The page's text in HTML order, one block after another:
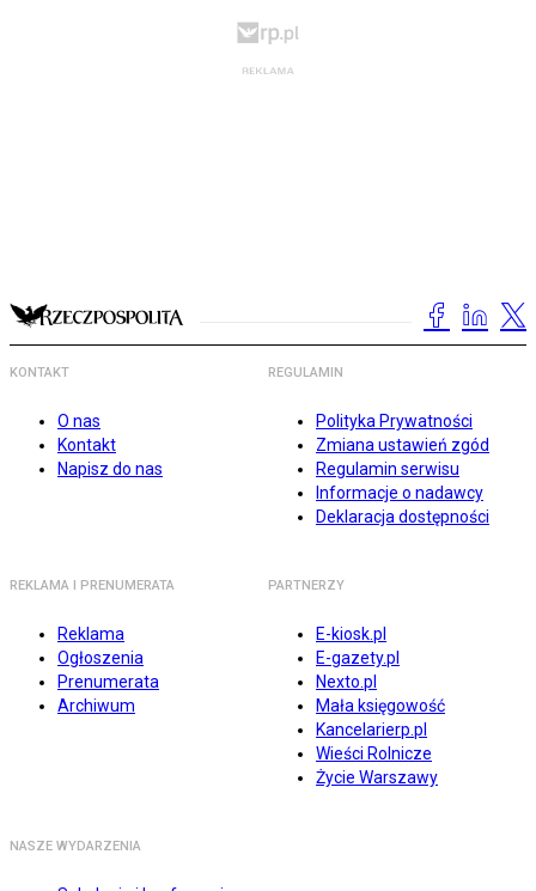
KONTAKT
O nas
Kontakt
Napisz do nas
REGULAMIN
Polityka Prywatności
Zmiana ustawień zgód
Regulamin serwisu
Informacje o nadawcy
Deklaracja dostępności
REKLAMA I PRENUMERATA
Reklama
Ogłoszenia
Prenumerata
Archiwum
PARTNERZY
E-kiosk.pl
E-gazety.pl
Nexto.pl
Mała księgowość
Kancelarierp.pl
Wieści Rolnicze
Życie Warszawy
NASZE WYDARZENIA